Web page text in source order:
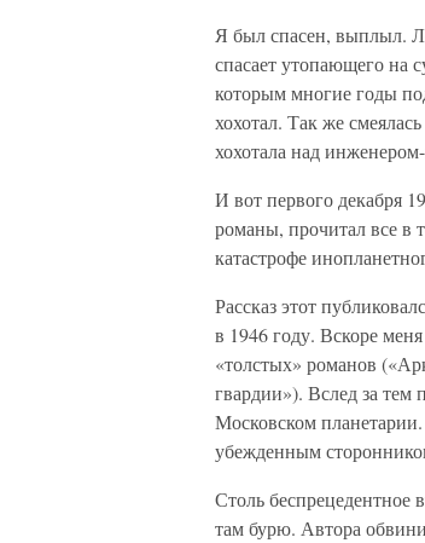
Я был спасен, выплыл.
спасает утопающего на
которым многие годы
хохотал. Так же
хохотала над
И вот первого декабря
романы, прочитал все в
катастрофе
Рассказ этот
в 1946 году. Вскоре
«толстых» романов
гвардии»). Вслед за
Московском
убежденным
Столь беспрецедентное
там бурю. Автора